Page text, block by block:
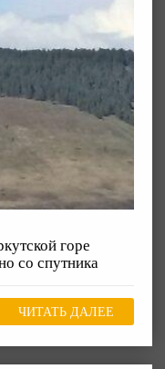
горе
со спутника
ЧИТАТЬ ДАЛЕЕ